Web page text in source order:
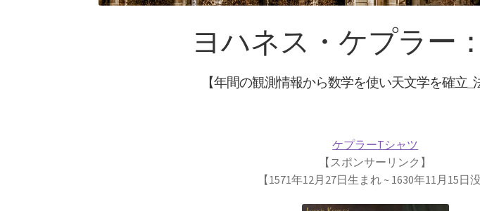
レンツ_Heinrich Friedrich Emil Lenz【変動磁場_誘導起
【稀代の実験｜エーテルを想定した干渉実験を実
ヨハネス・ケプラー
【年間の観測情報から数学を使い天文学を確立_
ケプラーTシャツ
【スポンサーリンク】
【1571年12月27日生まれ ~ 1630年11月15日没